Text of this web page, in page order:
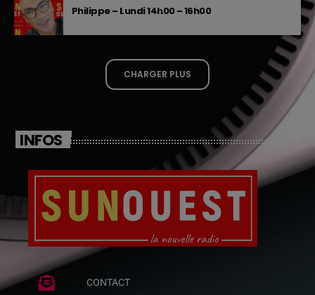
Philippe – Lundi 14h00 – 16h00
CHARGER PLUS
INFOS
CONTACT